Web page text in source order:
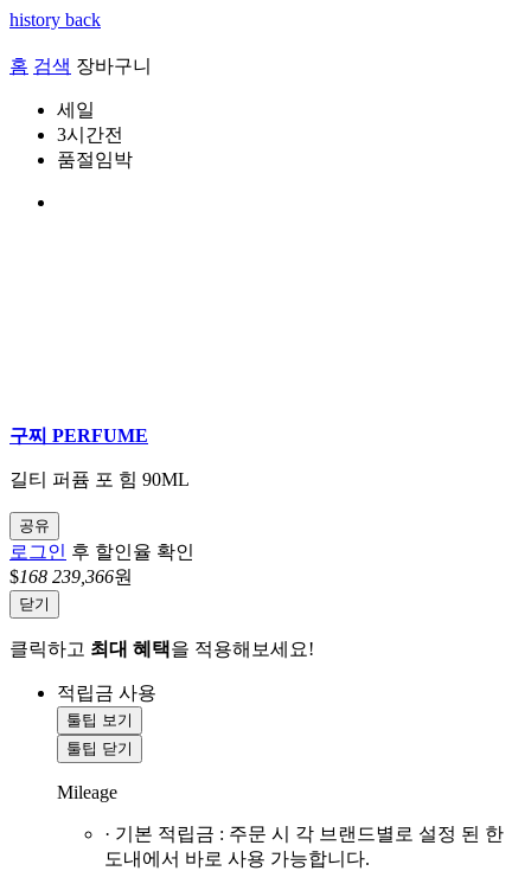
history back
홈 검색 장바구니
세일
3시간전
품절임박
구찌 PERFUME
길티 퍼퓸 포 힘 90ML
공유
로그인 후 할인율 확인
$168 239,366원
닫기
클릭하고 최대 혜택을 적용해보세요!
적립금 사용
툴팁 보기
툴팁 닫기
Mileage
· 기본 적립금 : 주문 시 각 브랜드별로 설정 된 한
도내에서 바로 사용 가능합니다.